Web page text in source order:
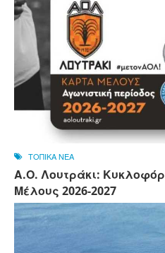
ΤΟΠΙΚΑ ΝΕΑ
Α.Ο. Λουτράκι:
Μέλους 2026-2027